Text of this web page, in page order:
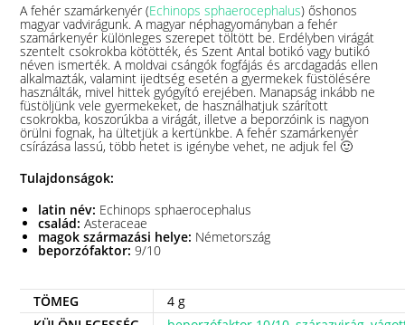
A fehér szamárkenyér (Echinops sphaerocephalus) őshonos
magyar vadvirágunk.A magyar néphagyományban a fehér
szamárkenyér különleges szerepet töltött be. Erdélyben virágát
szentelt csokrokba kötötték, és Szent Antal botikó vagy butikó
néven ismerték. A moldvai csángók fogfájás és arcdagadás ellen
alkalmazták, valamint ijedtség esetén a gyermekek füstölésére
használták, mivel hittek gyógyító erejében. Manapság inkább ne
füstöljünk vele gyermekeket, de használhatjuk szárított
csokrokba, koszorúkba a virágát, illetve a beporzóink is nagyon
örülni fognak, ha ültetjük a kertünkbe. A fehér szamárkenyér
csírázása lassú, több hetet is igénybe vehet, ne adjuk fel 🙂
Tulajdonságok:
latin név: Echinops sphaerocephalus
család: Asteraceae
magok származási helye: Németország
beporzófaktor:9/10
TÖMEG
4 g